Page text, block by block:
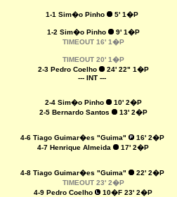
1-1 Sim�o Pinho 5' 1�P
1-2 Sim�o Pinho
9' 1�P
TIMEOUT 16' 1�P
TIMEOUT 20' 1�P
2-3 Pedro Coelho
24' 22" 1�P
--- INT ---
2-4 Sim�o Pinho
10' 2�P
2-5 Bernardo Santos
13' 2�P
4-6 Tiago Guimar�es "Guima"
16' 2�P
4-7 Henrique Almeida
17' 2�P
4-8 Tiago Guimar�es "Guima"
22' 2�P
TIMEOUT 23' 2�P
4-9 Pedro Coelho
10�F 23' 2�P